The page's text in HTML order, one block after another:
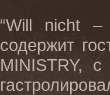
“Will nicht
содержит
MINISTRY,